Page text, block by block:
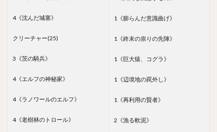
4《沈んだ城塞》
クリーチャー(25)
3《茨の騎兵》
4《エルフの神秘家》
4《ラノワールのエルフ》
4《老樹林のトロール》
1《膨らんだ意識曲げ》
1《終末の祟りの先陣》
1《巨大猿、コグラ》
1《辺境地の罠外し》
1《再利用の賢者》
2《漁る軟泥》